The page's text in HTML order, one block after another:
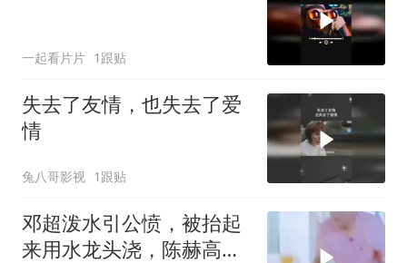
一起看片片 1跟贴
失去了友情，也失去了爱
情
兔八哥影视 1跟贴
邓超泼水引公愤，被抬起
来用水龙头浇，陈赫高兴